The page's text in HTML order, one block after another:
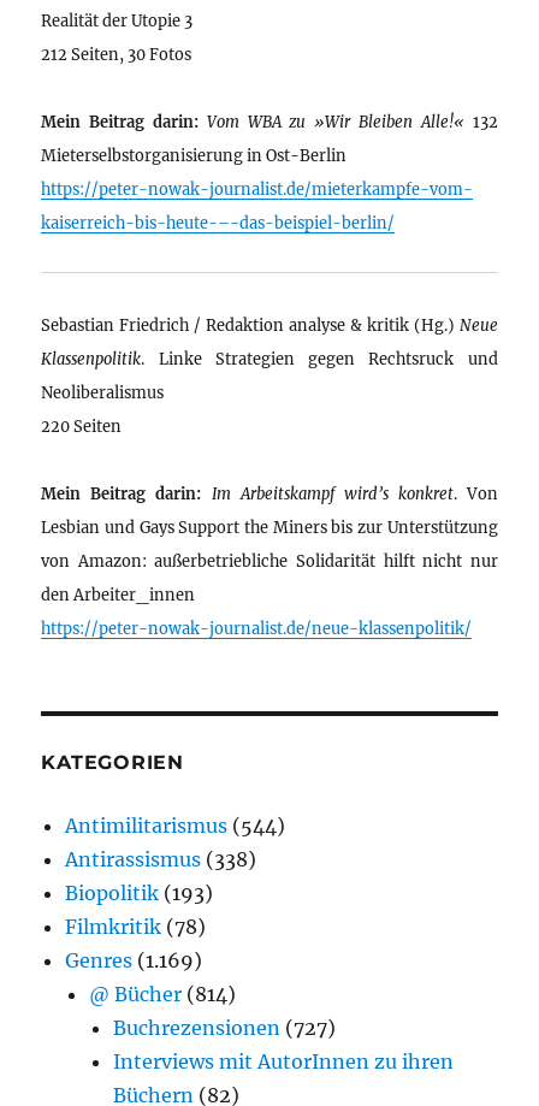
Realität der Utopie 3
212 Seiten, 30 Fotos
Mein Beitrag darin: Vom WBA zu »Wir Bleiben Alle!« 132
Mieterselbstorganisierung in Ost-Berlin
https://peter-nowak-journalist.de/mieterkampfe-vom-
kaiserreich-bis-heute-–-das-beispiel-berlin/
Sebastian Friedrich / Redaktion analyse & kritik (Hg.) Neue
Klassenpolitik. Linke Strategien gegen Rechtsruck und
Neoliberalismus
220 Seiten
Mein Beitrag darin: Im Arbeitskampf wird’s konkret. Von
Lesbian und Gays Support the Miners bis zur Unterstützung
von Amazon: außerbetriebliche Solidarität hilft nicht nur
den Arbeiter_innen
https://peter-nowak-journalist.de/neue-klassenpolitik/
KATEGORIEN
Antimilitarismus (544)
Antirassismus (338)
Biopolitik (193)
Filmkritik (78)
Genres (1.169)
@ Bücher (814)
Buchrezensionen (727)
Interviews mit AutorInnen zu ihren
Büchern (82)